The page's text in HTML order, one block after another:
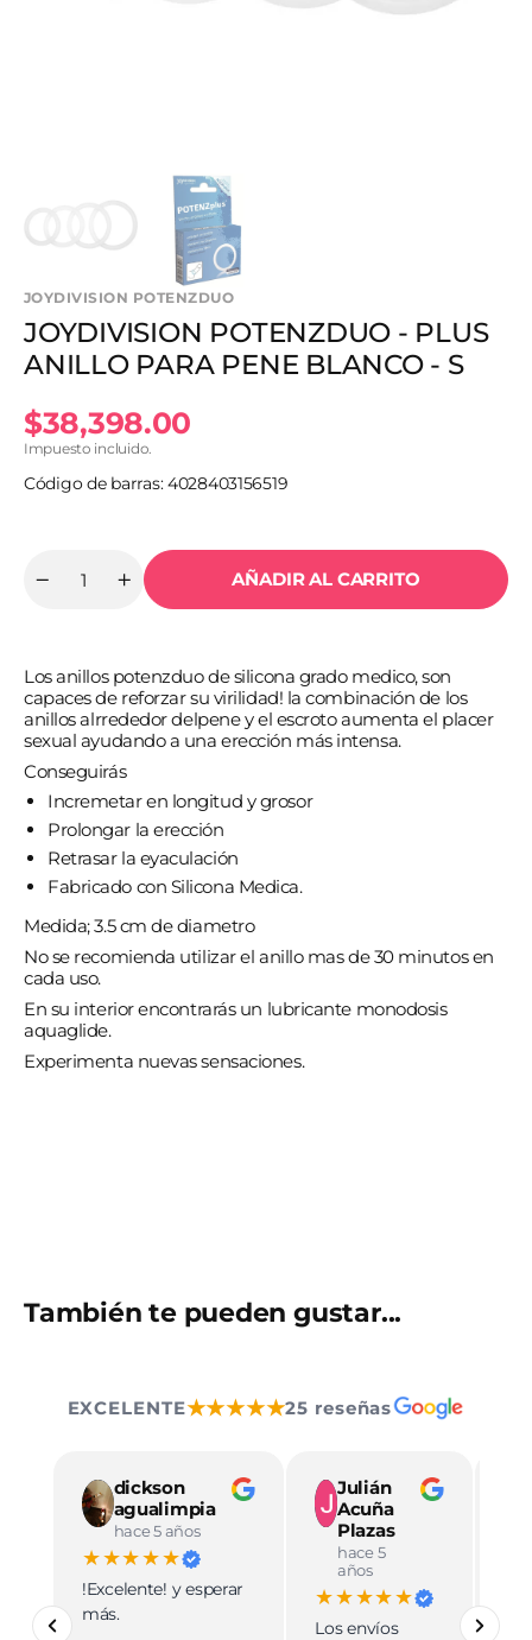
JOYDIVISION POTENZDUO
JOYDIVISION POTENZDUO - PLUS
ANILLO PARA PENE BLANCO - S
Precio
habitual
$38,398.00
Impuesto incluido.
Código de barras: 4028403156519
Reducir
-
PLUS
ANILLO
PARA
PENE
BLANCO
-
S
Cantidad
Aumentar
cantidad
-
PLUS
ANILLO
PARA
PENE
BLANCO
-
S
AÑADIR AL CARRITO
Los anillos potenzduo de silicona grado medico, son
capaces de reforzar su virilidad! la combinación de los
anillos alrrededor delpene y el escroto aumenta el placer
sexual ayudando a una erección más intensa.
Conseguirás
Incremetar en longitud y grosor
Prolongar la erección
Retrasar la eyaculación
Fabricado con Silicona Medica.
Medida; 3.5 cm de diametro
No se recomienda utilizar el anillo mas de 30 minutos en
cada uso.
En su interior encontrarás un lubricante monodosis
aquaglide.
Experimenta nuevas sensaciones.
También te pueden gustar...
EXCELENTE★★★★★25 reseñas
dickson
agualimpia
hace 5 años
★★★★★
!Excelente! y esperar
más.
Julián
Acuña
Plazas
hace 5
años
★★★★★
Los envíos